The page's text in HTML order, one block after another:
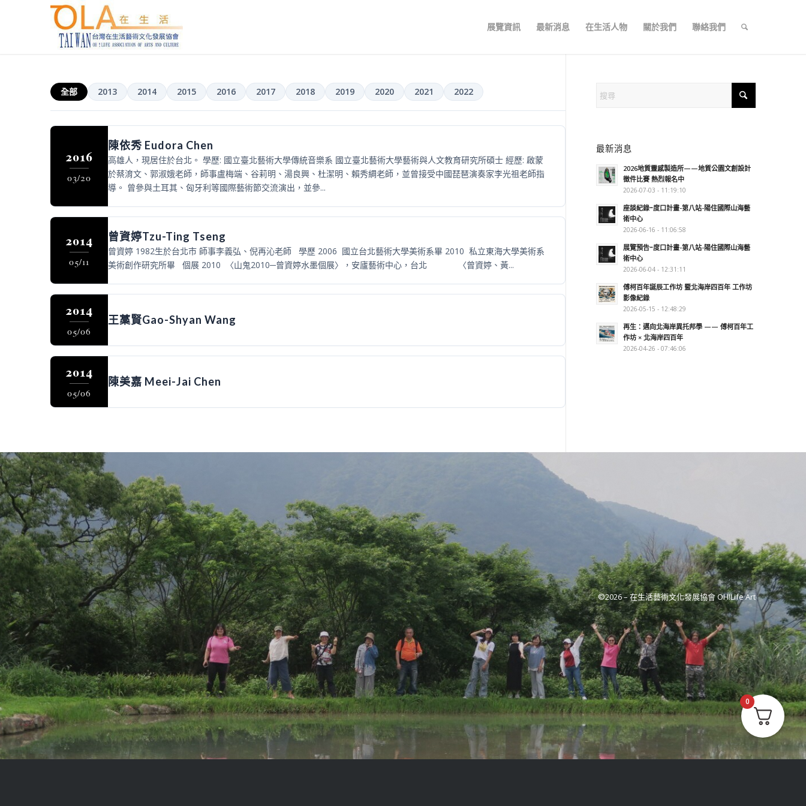
展覽資訊 最新消息 在生活人物 關於我們 聯絡我們
全部 2013 2014 2015 2016 2017 2018 2019 2020 2021 2022
2016
03/20
陳依秀 Eudora Chen
高雄人，現居住於台北。 學歷: 國立臺北藝術大學傳統音樂系 國立臺北藝術大學藝術與人文教育研究所碩士 經歷: 啟蒙
於蔡淯文、郭淑娥老師，師事盧梅端、谷莉明、湯良興、杜潔明、賴秀綢老師，並曾接受中國琵琶演奏家李光祖老師指
導。 曾參與土耳其、匈牙利等國際藝術節交流演出，並參...
2014
05/11
曾資婷Tzu-Ting Tseng
曾資婷 1982生於台北市 師事李義弘、倪再沁老師 學歷 2006 國立台北藝術大學美術系畢 2010 私立東海大學美術系
美術創作研究所畢 個展 2010 〈山鬼2010─曾資婷水墨個展〉，安廬藝術中心，台北 〈曾資婷、黃...
2014
05/06
王藁賢Gao-Shyan Wang
2014
05/06
陳美嘉 Meei-Jai Chen
最新消息
2026地質靈感製造所——地質公園文創設計
徵件比賽 熱烈報名中
2026-07-03 - 11:19:10
座談紀錄ｰ度口計畫-第八站-陽住國際山海藝
術中心
2026-06-16 - 11:06:58
展覽預告ｰ度口計畫-第八站-陽住國際山海藝
術中心
2026-06-04 - 12:31:11
傅柯百年誕辰工作坊 暨北海岸四百年 工作坊
影像紀錄
2026-05-15 - 12:48:29
再生：邁向北海岸異托邦學 —— 傅柯百年工
作坊 × 北海岸四百年
2026-04-26 - 07:46:06
©2026 –在生活藝術文化發展協會 OH!Life Art
0